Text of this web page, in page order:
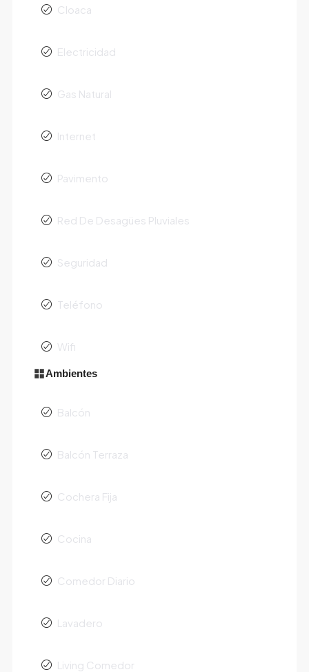
Cloaca
Electricidad
Gas Natural
Internet
Pavimento
Red De Desagües Pluviales
Seguridad
Teléfono
Wifi
Ambientes
Balcón
Balcón Terraza
Cochera Fija
Cocina
Comedor Diario
Lavadero
Living Comedor